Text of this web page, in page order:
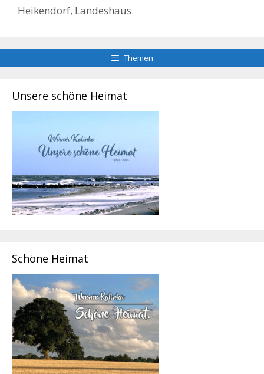
Heikendorf, Landeshaus
Themen
Unsere schöne Heimat
Schöne Heimat